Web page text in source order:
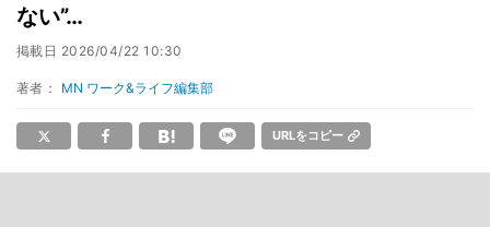
ない”…
掲載日 2026/04/22 10:30
著者： MN ワーク&ライフ編集部
URLをコピー